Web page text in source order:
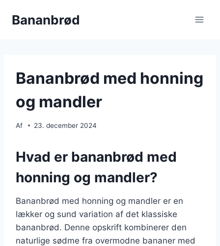
Bananbrød
Bananbrød med honning
og mandler
Af 23. december 2024
Hvad er bananbrød med
honning og mandler?
Bananbrød med honning og mandler er en
lækker og sund variation af det klassiske
bananbrød. Denne opskrift kombinerer den
naturlige sødme fra overmodne bananer med